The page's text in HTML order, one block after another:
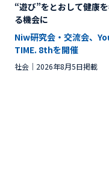
“遊び”をとおして健康
る機会に
Niw研究会・交流会、
TIME. 8thを開催
社会 2026年8月5日掲載